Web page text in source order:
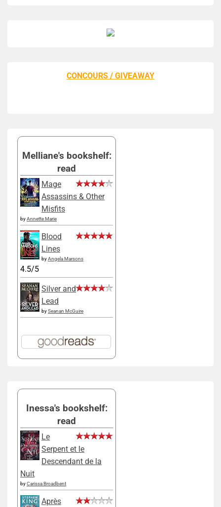
CONCOURS / GIVEAWAY
Melliane's bookshelf:
read
Mage
Assassins & Other
Misfits
byAnnette Marie
Blood
Lines
byAngela Marsons
4.5/5
Silver and
Lead
bySeanan McGuire
Inessa's bookshelf:
read
Le
Serpent et le
Descendant de la
Nuit
byCarissa Broadbent
Après